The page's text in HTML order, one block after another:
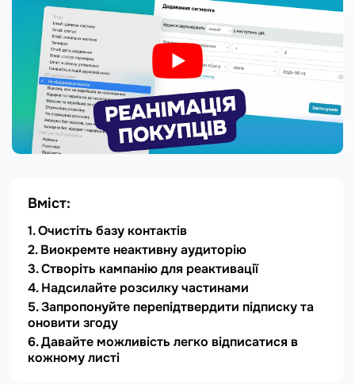
Вміст:
Очистіть базу контактів
Виокремте неактивну аудиторію
Створіть кампанію для реактивації
Надсилайте розсилку частинами
Запропонуйте перепідтвердити підписку та
оновити згоду
Давайте можливість легко відписатися в
кожному листі